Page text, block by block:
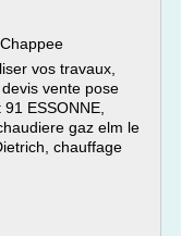
vos travaux,
vente pose
ESSONNE,
gaz elm le
chauffage